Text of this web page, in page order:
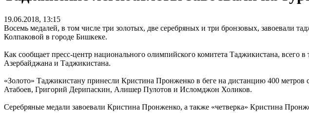
19.06.2018, 13:15
Восемь медалей, в том числе три золотых, две серебряных и три бронзовых, завоевали
Колпаковой в городе Бишкеке.
Как сообщает пресс-центр национального олимпийского комитета Таджикистана, всего
Азербайджана и Таджикистана.
«Золото» Таджикистану принесли Кристина Пронженко в беге на дистанцию 400
Атабоев, Григорий Дерипаскин, Алишер Пулотов и Исломджон Холиков.
Серебряные медали завоевали Кристина Пронженко, а также «четверка» Кристина